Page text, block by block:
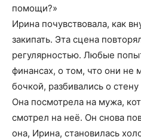
помощи?»
Ирина почувствовала, как
закипать. Эта сцена
регулярностью. Любые
финансах, о том, что они не
бочкой, разбивались о
Она посмотрела на мужа,
смотрел на неё. Он снова
она, Ирина, становилась